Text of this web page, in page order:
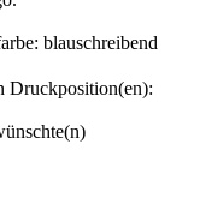
blauschreibend
Druckposition(en):